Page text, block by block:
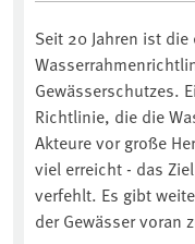
Seit 20 Jahren ist
Gewässerschutzes.
Richtlinie, die die
Akteure vor große
viel erreicht - das
verfehlt. Es gibt
der Gewässer voran